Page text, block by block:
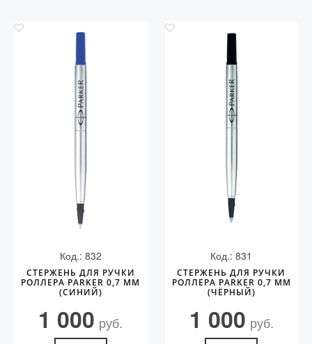
Код.: 832
СТЕРЖЕНЬ ДЛЯ РУЧКИ
РОЛЛЕРА PARKER 0,7 ММ
(СИНИЙ)
1 000 руб.
Код.: 831
СТЕРЖЕНЬ ДЛЯ РУЧКИ
РОЛЛЕРА PARKER 0,7 ММ
(ЧЁРНЫЙ)
1 000 руб.